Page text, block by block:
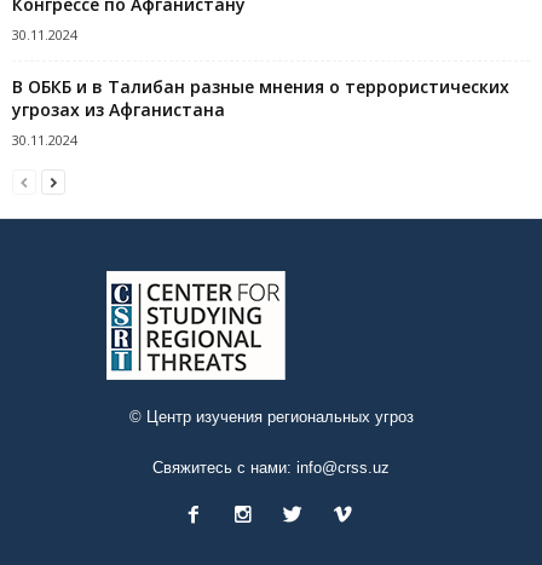
30.11.2024
В ОБКБ и в Талибан разные мнения о террористических
угрозах из Афганистана
30.11.2024
© Центр изучения региональных угроз
Свяжитесь с нами: info@crss.uz